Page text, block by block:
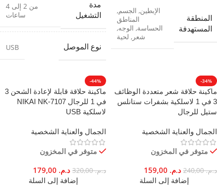
المنطقة
المستهدفة
الإبطين, الجسم,
المناطق
الحساسة, الوجه,
شعر , لحية
مدة
التشغيل
من 2 إلى 4
ساعات
نوع الموصل USB
-34%
ماكينة حلاقة شعر متعددة الوظائف
3 في 1 لاسلكية بشفرات ستانلس
ستيل للرجال
الجمال والعناية الشخصية
متوفر في المخزون
د.م.240,00 د.م.
إضافة إلى السلة
-44%
ماكينة حلاقة قابلة لإعادة الشحن 3
في 1 للرجال NIKAI NK-7107
لاسلكية USB
الجمال والعناية الشخصية
متوفر في المخزون
د.م.320,00 د.م.
إضافة إلى السلة